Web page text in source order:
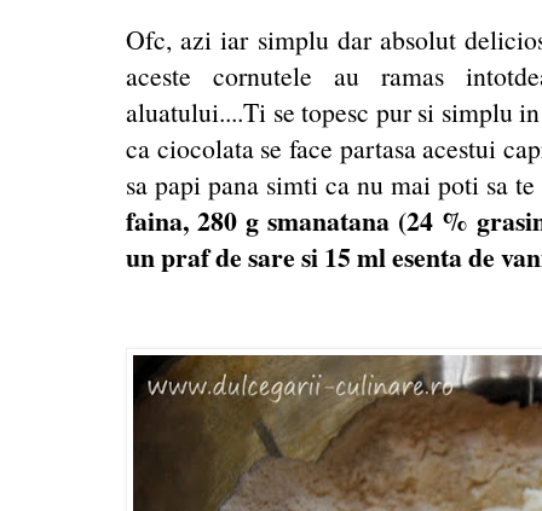
Ofc, azi iar simplu dar absolut
aceste cornutele au ramas
aluatului....Ti se topesc pur si simplu
ca ciocolata se face partasa acestui
sa papi pana simti ca nu mai poti sa
faina, 280 g smanatana (24 %
un praf de sare si 15 ml esenta de